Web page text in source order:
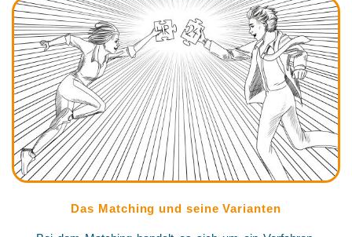
Das Matching und seine Varianten